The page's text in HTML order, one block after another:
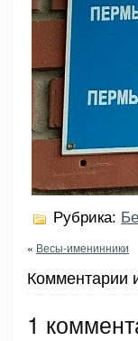
Рубрика:
« Весы-именинники
Комментарии
1